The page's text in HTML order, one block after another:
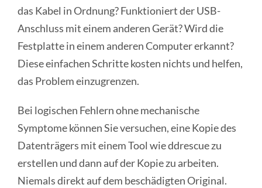
das Kabel in Ordnung? Funktioniert der USB-
Anschluss mit einem anderen Gerät? Wird die
Festplatte in einem anderen Computer erkannt?
Diese einfachen Schritte kosten nichts und helfen,
das Problem einzugrenzen.
Bei logischen Fehlern ohne mechanische
Symptome können Sie versuchen, eine Kopie des
Datenträgers mit einem Tool wie ddrescue zu
erstellen und dann auf der Kopie zu arbeiten.
Niemals direkt auf dem beschädigten Original.